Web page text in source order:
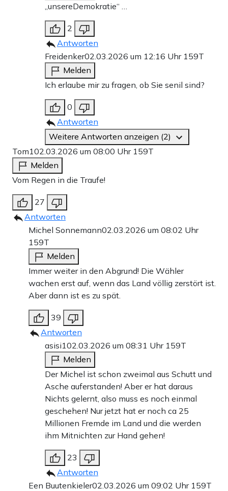
„unsereDemokratie“ …
2
Antworten
Freidenker02.03.2026 um 12:16 Uhr 159T
Melden
Ich erlaube mir zu fragen, ob Sie senil sind?
0
Antworten
Weitere Antworten anzeigen (2)
Tom102.03.2026 um 08:00 Uhr 159T
Melden
Vom Regen in die Traufe!
27
Antworten
Michel Sonnemann02.03.2026 um 08:02 Uhr
159T
Melden
Immer weiter in den Abgrund! Die Wähler
wachen erst auf, wenn das Land völlig zerstört ist.
Aber dann ist es zu spät.
39
Antworten
asisi102.03.2026 um 08:31 Uhr 159T
Melden
Der Michel ist schon zweimal aus Schutt und
Asche auferstanden! Aber er hat daraus
Nichts gelernt, also muss es noch einmal
geschehen! Nur jetzt hat er noch ca 25
Millionen Fremde im Land und die werden
ihm Mitnichten zur Hand gehen!
23
Antworten
Een Buutenkieler02.03.2026 um 09:02 Uhr 159T